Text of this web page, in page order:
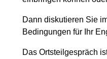
Dann diskutieren Sie
Bedingungen für Ihr
Das Ortsteilgespräch